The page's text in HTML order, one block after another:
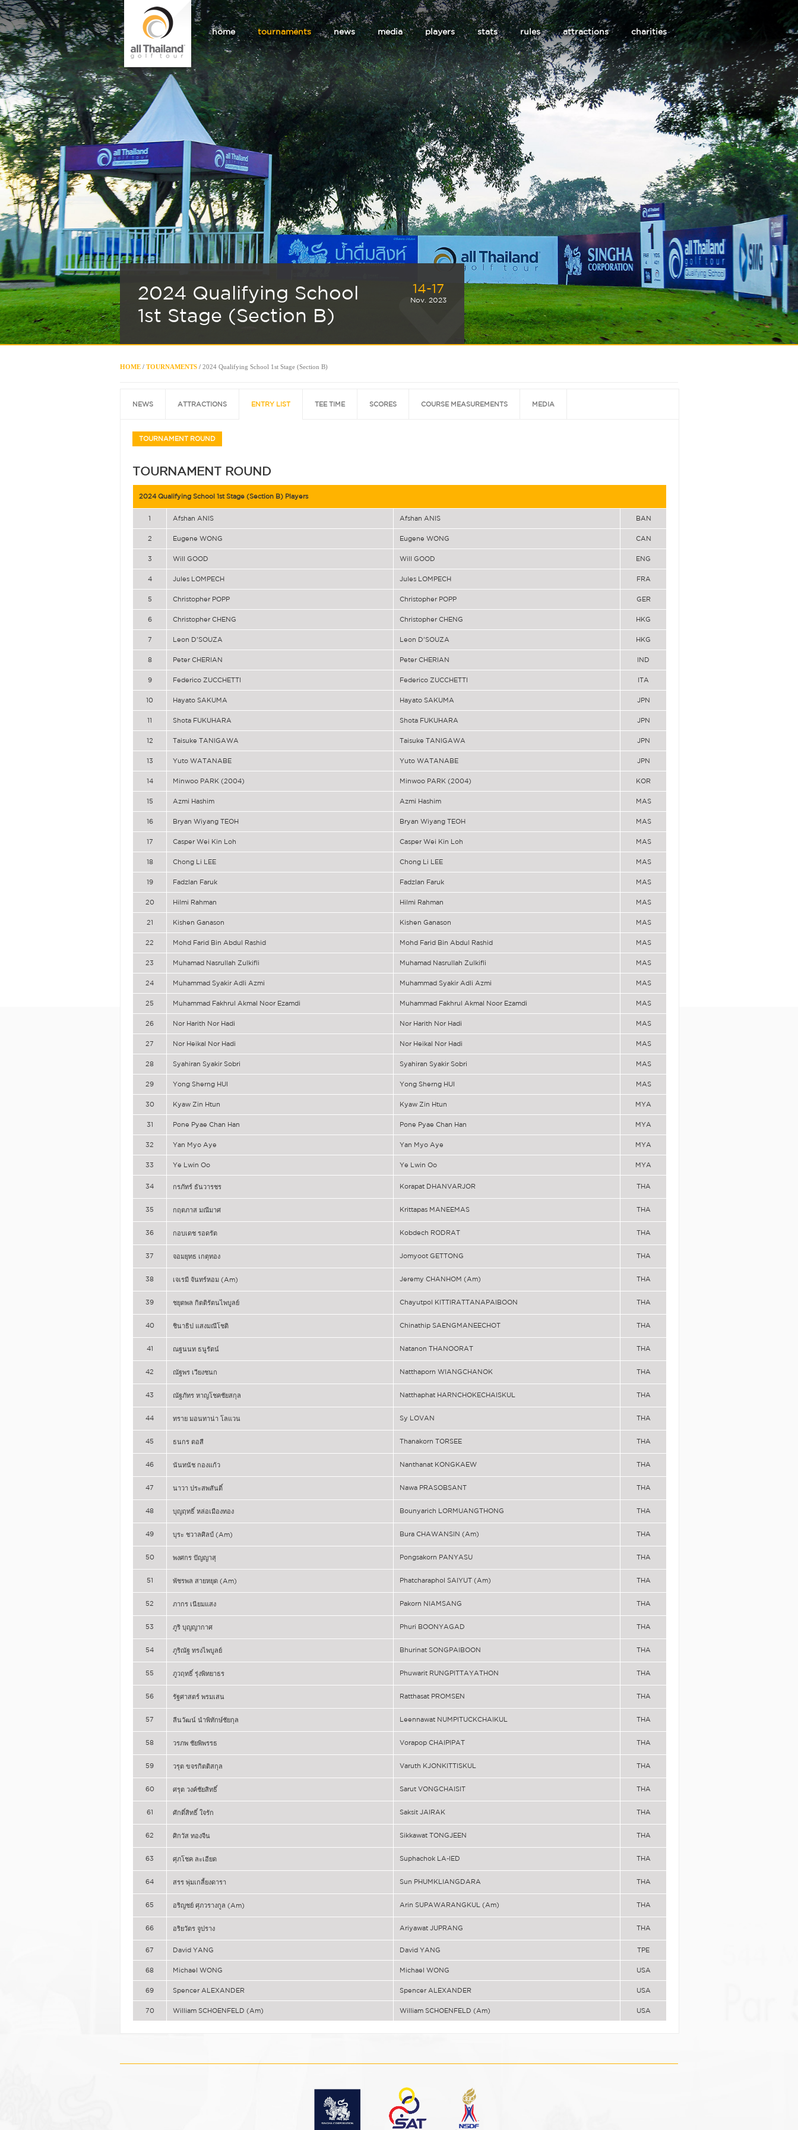
home tournaments news media players stats rules attractions charities
2024 Qualifying School
1st Stage (Section B)
14-17
Nov. 2023
HOME / TOURNAMENTS / 2024 Qualifying School 1st Stage (Section B)
NEWS ATTRACTIONS ENTRY LIST TEE TIME SCORES COURSE MEASUREMENTS MEDIA
TOURNAMENT ROUND
TOURNAMENT ROUND
2024 Qualifying School 1st Stage (Section B) Players
1 Afshan ANIS Afshan ANIS BAN
2 Eugene WONG Eugene WONG CAN
3 Will GOOD Will GOOD ENG
4 Jules LOMPECH Jules LOMPECH FRA
5 Christopher POPP Christopher POPP GER
6 Christopher CHENG Christopher CHENG HKG
7 Leon D’SOUZA Leon D’SOUZA HKG
8 Peter CHERIAN Peter CHERIAN IND
9 Federico ZUCCHETTI Federico ZUCCHETTI ITA
10 Hayato SAKUMA Hayato SAKUMA JPN
11 Shota FUKUHARA Shota FUKUHARA JPN
12 Taisuke TANIGAWA Taisuke TANIGAWA JPN
13 Yuto WATANABE Yuto WATANABE JPN
14 Minwoo PARK (2004) Minwoo PARK (2004) KOR
15 Azmi Hashim Azmi Hashim MAS
16 Bryan Wiyang TEOH Bryan Wiyang TEOH MAS
17 Casper Wei Kin Loh Casper Wei Kin Loh MAS
18 Chong Li LEE Chong Li LEE MAS
19 Fadzlan Faruk Fadzlan Faruk MAS
20 Hilmi Rahman Hilmi Rahman MAS
21 Kishen Ganason Kishen Ganason MAS
22 Mohd Farid Bin Abdul Rashid Mohd Farid Bin Abdul Rashid MAS
23 Muhamad Nasrullah Zulkifli Muhamad Nasrullah Zulkifli MAS
24 Muhammad Syakir Adli Azmi Muhammad Syakir Adli Azmi MAS
25 Muhammad Fakhrul Akmal Noor Ezamdi Muhammad Fakhrul Akmal Noor Ezamdi MAS
26 Nor Harith Nor Hadi Nor Harith Nor Hadi MAS
27 Nor Heikal Nor Hadi Nor Heikal Nor Hadi MAS
28 Syahiran Syakir Sobri Syahiran Syakir Sobri MAS
29 Yong Sherng HUI Yong Sherng HUI MAS
30 Kyaw Zin Htun Kyaw Zin Htun MYA
31 Pone Pyae Chan Han Pone Pyae Chan Han MYA
32 Yan Myo Aye Yan Myo Aye MYA
33 Ye Lwin Oo Ye Lwin Oo MYA
34 กรภัทร์ ธันวารชร Korapat DHANVARJOR THA
35 กฤตภาส มณีมาศ Krittapas MANEEMAS THA
36 กอบเดช รอดรัต Kobdech RODRAT THA
37 จอมยุทธ เกตุทอง Jomyoot GETTONG THA
38 เจเรมี จันทร์หอม (Am) Jeremy CHANHOM (Am) THA
39 ชยุตพล กิตติรัตนไพบูลย์ Chayutpol KITTIRATTANAPAIBOON THA
40 ชินาธิป แสงมณีโชติ Chinathip SAENGMANEECHOT THA
41 ณฐนนท ธนูรัตน์ Natanon THANOORAT THA
42 ณัฐพร เวียงชนก Natthaporn WIANGCHANOK THA
43 ณัฐภัทร หาญโชคชัยสกุล Natthaphat HARNCHOKECHAISKUL THA
44 ทราย มอนทาน่า โลแวน Sy LOVAN THA
45 ธนกร ตอสี Thanakorn TORSEE THA
46 นันทนัช กองแก้ว Nanthanat KONGKAEW THA
47 นาวา ประสพสันติ์ Nawa PRASOBSANT THA
48 บุญฤทธิ์ หล่อเมืองทอง Bounyarich LORMUANGTHONG THA
49 บุระ ชวาลศิลป์ (Am) Bura CHAWANSIN (Am) THA
50 พงศกร ปัญญาสุ Pongsakorn PANYASU THA
51 พัชรพล สายหยุด (Am) Phatcharaphol SAIYUT (Am) THA
52 ภากร เนียมแสง Pakorn NIAMSANG THA
53 ภูริ บุญญากาศ Phuri BOONYAGAD THA
54 ภูริณัฐ ทรงไพบูลย์ Bhurinat SONGPAIBOON THA
55 ภูวฤทธิ์ รุ่งพิทยาธร Phuwarit RUNGPITTAYATHON THA
56 รัฐศาสตร์ พรมเสน Ratthasat PROMSEN THA
57 ลีนวัฒน์ นำพิทักษ์ชัยกุล Leennawat NUMPITUCKCHAIKUL THA
58 วรภพ ชัยพิพรรธ Vorapop CHAIPIPAT THA
59 วรุต ขจรกิตติสกุล Varuth KJONKITTISKUL THA
60 ศรุต วงค์ชัยสิทธิ์ Sarut VONGCHAISIT THA
61 ศักดิ์สิทธิ์ ใจรัก Saksit JAIRAK THA
62 ศิกวัส ทองจีน Sikkawat TONGJEEN THA
63 ศุภโชค ละเอียด Suphachok LA-IED THA
64 สรร พุ่มเกลี้ยงดารา Sun PHUMKLIANGDARA THA
65 อริญชย์ ศุภวรางกูล (Am) Arin SUPAWARANGKUL (Am) THA
66 อริยวัตร จูปราง Ariyawat JUPRANG THA
67 David YANG David YANG TPE
68 Michael WONG Michael WONG USA
69 Spencer ALEXANDER Spencer ALEXANDER USA
70 William SCHOENFELD (Am) William SCHOENFELD (Am) USA